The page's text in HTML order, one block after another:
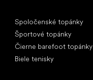
Spoločenské topánky
Športové topánky
Čierne barefoot topánky
Biele tenisky